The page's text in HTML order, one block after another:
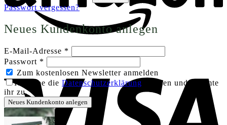
Passwort vergessen?
Neues Kundenkonto anlegen
E-Mail-Adresse *
Passwort *
Zum kostenlosen Newsletter anmelden
Ich habe die Datenschutzerklärung gelesen und stimmte
ihr zu. *
Neues Kundenkonto anlegen